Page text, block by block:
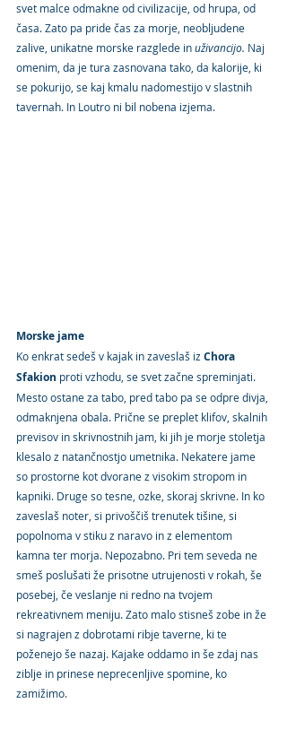
svet malce odmakne od civilizacije, od hrupa, od
časa. Zato pa pride čas za morje, neobljudene
zalive, unikatne morske razglede in uživancijo. Naj
omenim, da je tura zasnovana tako, da kalorije, ki
se pokurijo, se kaj kmalu nadomestijo v slastnih
tavernah. In Loutro ni bil nobena izjema.
Morske jame
Ko enkrat sedeš v kajak in zaveslaš iz Chora
Sfakion proti vzhodu, se svet začne spreminjati.
Mesto ostane za tabo, pred tabo pa se odpre divja,
odmaknjena obala. Prične se preplet klifov, skalnih
previsov in skrivnostnih jam, ki jih je morje stoletja
klesalo z natančnostjo umetnika. Nekatere jame
so prostorne kot dvorane z visokim stropom in
kapniki. Druge so tesne, ozke, skoraj skrivne. In ko
zaveslaš noter, si privoščiš trenutek tišine, si
popolnoma v stiku z naravo in z elementom
kamna ter morja. Nepozabno. Pri tem seveda ne
smeš poslušati že prisotne utrujenosti v rokah, še
posebej, če veslanje ni redno na tvojem
rekreativnem meniju. Zato malo stisneš zobe in že
si nagrajen z dobrotami ribje taverne, ki te
poženejo še nazaj. Kajake oddamo in še zdaj nas
ziblje in prinese neprecenljive spomine, ko
zamižimo.